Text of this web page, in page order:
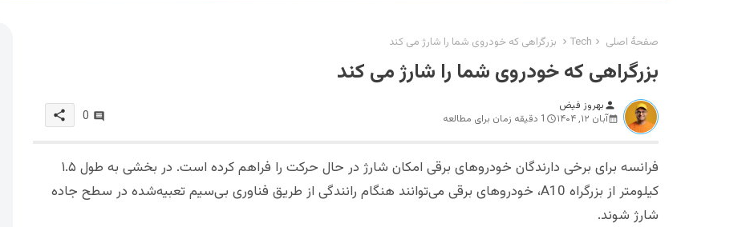
صفحهٔ اصلی Tech بزرگراهی که خودروی شما را شارژ می کند
بزرگراهی که خودروی شما را شارژ می کند
person بهروز فیض
آبان ۱۲, ۱۴۰۴
1 دقیقه زمان برای مطالعه 0
share
فرانسه برای برخی دارندگان خودروهای برقی امکان شارژ در حال حرکت را فراهم کرده است. در بخشی به طول ۱.۵
کیلومتر از بزرگراه A10، خودروهای برقی می‌توانند هنگام رانندگی از طریق فناوری بی‌سیم تعبیه‌شده در سطح جاده
شارژ شوند.